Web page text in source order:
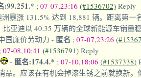
:99.251.* ; 07-07,23:16 (#1536702) Reply
暴涨 131.5% 达到 18,881 辆。距离第一
比亚迪以 40.35 万辆的全球新能源车销量
国廉价劳动力 - 匿名 ; 07-07,23:26
; 07-08,10:41 (#1536791) Reply
- 匿名:174.4.* ; 07-10,18:06 (#1537338)
品。应该在有机会掉漆生锈之前就换新